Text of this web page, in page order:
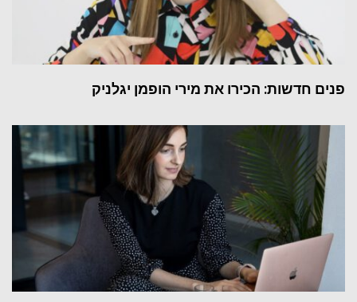
פנים חדשות: הכירו את מירי הופמן יגלניק